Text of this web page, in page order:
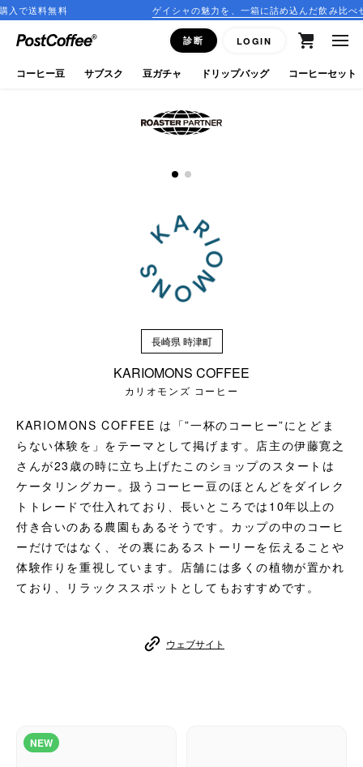
送料無料 ゲイシャの魅力を、一箱に詰め込んだ飲み比べセッ
診断 LOGIN
close
ログイン
アクセサリ
CFFBNS
ギフトセット
リキッド
長崎県 時津町
KARIOMONS COFFEE
カリオモンズ コーヒー
KARIOMONS COFFEE は「”一杯のコーヒー”にとどま
らない体験を」をテーマとして掲げます。店主の伊藤寛之
さんが23歳の時に立ち上げたこのショップのスタートは
ケータリングカー。扱うコーヒー豆のほとんどをダイレク
トトレードで仕入れており、長いところでは10年以上の
付き合いのある農園もあるそうです。カップの中のコーヒ
ーだけではなく、その裏にあるストーリーを伝えることや
体験作りを重視しています。店舗には多くの植物が置かれ
ており、リラックススポットとしてもおすすめです。
ウェブサイト
NEW
コーヒー豆 サブスク 豆ガチャ ドリップバッグ コーヒーセット